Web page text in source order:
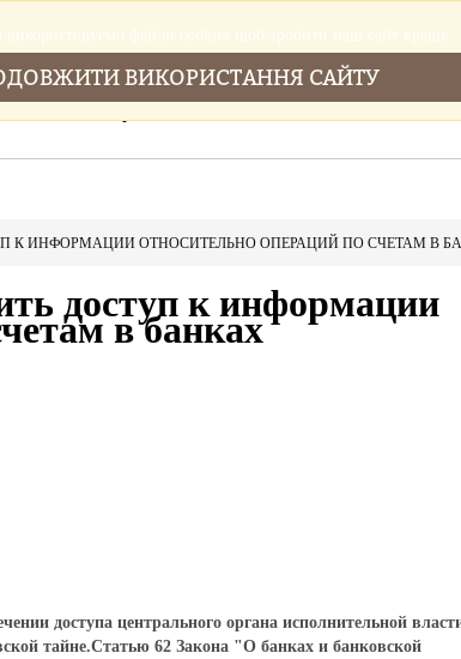
Послуги Новини Cтатті
К ИНФОРМАЦИИ ОТНОСИТЕЛЬНО ОПЕРАЦИЙ ПО СЧЕТАМ В
доступ к информации
в банках
доступа центрального органа исполнительной
тайне.Статью 62 Закона "О банках и банковской
використовуемо файли cookies щоб зробити наш сайт краще.
ВИКОРИСТАННЯ САЙТУ